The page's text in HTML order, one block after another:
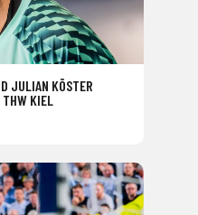
JULIAN KÖSTER
KIEL